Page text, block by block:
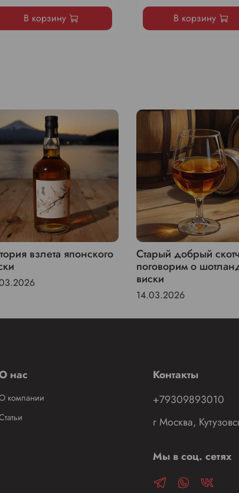
В корзину В корзину
взлета японского
Старый добрый
поговорим о
виски
14.03.2026
нас
компании
Контакты
+79309893010
г Москва,
Мы в соц. сетях